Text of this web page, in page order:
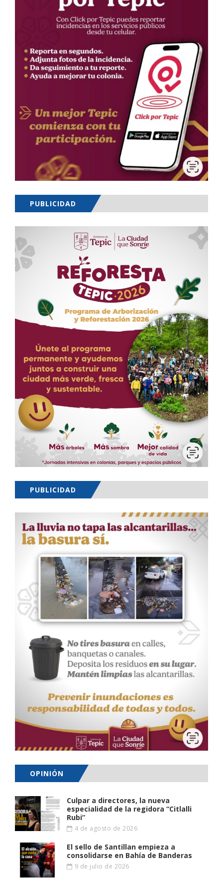
PUBLICIDAD
PUBLICIDAD
OPINIÓN
Culpar a directores, la nueva
especialidad de la regidora “Citlalli
Rubi”
4 de agosto de 2026
El sello de Santillan empieza a
consolidarse en Bahía de Banderas
9 de julio de 2026